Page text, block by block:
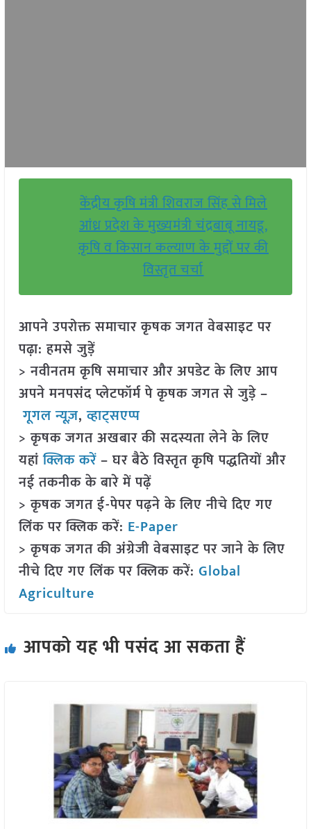
केंद्रीय कृषि मंत्री शिवराज सिंह से मिले
आंध्र प्रदेश के मुख्यमंत्री चंद्रबाबू नायडू,
कृषि व किसान कल्याण के मुद्दों पर की
विस्तृत चर्चा
आपने उपरोक्त समाचार कृषक जगत वेबसाइट पर
पढ़ा: हमसे जुड़ें
> नवीनतम कृषि समाचार और अपडेट के लिए आप
अपने मनपसंद प्लेटफॉर्म पे कृषक जगत से जुड़े –
गूगल न्यूज़,व्हाट्सएप्प
> कृषक जगत अखबार की सदस्यता लेने के लिए
यहांक्लिक करें– घर बैठे विस्तृत कृषि पद्धतियों और
नई तकनीक के बारे में पढ़ें
> कृषक जगत ई-पेपर पढ़ने के लिए नीचे दिए गए
लिंक पर क्लिक करें: E-Paper
> कृषक जगत की अंग्रेजी वेबसाइट पर जाने के लिए
नीचे दिए गए लिंक पर क्लिक करें: Global
Agriculture
आपको यह भी पसंद आ सकता हैं